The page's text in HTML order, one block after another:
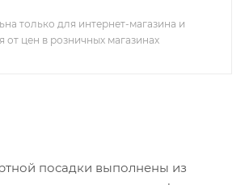
только для интернет-магазина и
от цен в розничных магазинах
посадки выполнены из